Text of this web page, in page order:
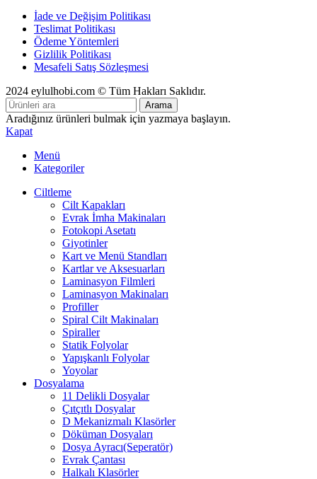
İade ve Değişim Politikası
Teslimat Politikası
Ödeme Yöntemleri
Gizlilik Politikası
Mesafeli Satış Sözleşmesi
2024 eylulhobi.com © Tüm Hakları Saklıdır.
Arama
Aradığınız ürünleri bulmak için yazmaya başlayın.
Kapat
Menü
Kategoriler
Ciltleme
Cilt Kapakları
Evrak İmha Makinaları
Fotokopi Asetatı
Giyotinler
Kart ve Menü Standları
Kartlar ve Aksesuarları
Laminasyon Filmleri
Laminasyon Makinaları
Profiller
Spiral Cilt Makinaları
Spiraller
Statik Folyolar
Yapışkanlı Folyolar
Yoyolar
Dosyalama
11 Delikli Dosyalar
Çıtçıtlı Dosyalar
D Mekanizmalı Klasörler
Döküman Dosyaları
Dosya Ayracı(Seperatör)
Evrak Çantası
Halkalı Klasörler